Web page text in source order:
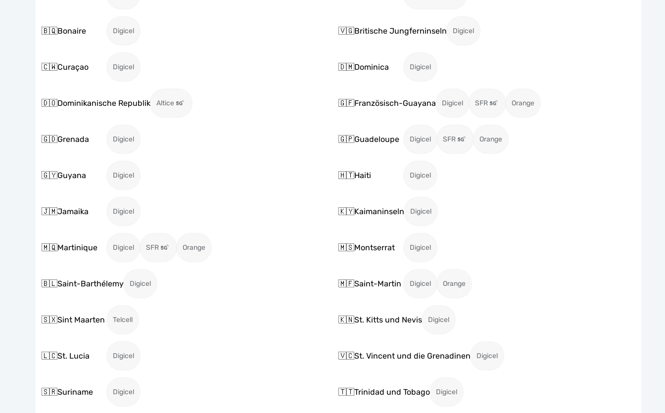
🇧🇶Bonaire Digicel 🇻🇬Britische Jungferninseln Digicel
🇨🇼Curaçao Digicel 🇩🇲Dominica Digicel
🇩🇴Dominikanische Republik Altice 🇬🇫Französisch-Guayana Digicel SFR Orange
🇬🇩Grenada Digicel 🇬🇵Guadeloupe Digicel SFR Orange
🇬🇾Guyana Digicel 🇭🇹Haiti Digicel
🇯🇲Jamaika Digicel 🇰🇾Kaimaninseln Digicel
🇲🇶Martinique Digicel SFR Orange 🇲🇸Montserrat Digicel
🇧🇱Saint-Barthélemy Digicel 🇲🇫Saint-Martin Digicel Orange
🇸🇽Sint Maarten Telcell 🇰🇳St. Kitts und Nevis Digicel
🇱🇨St. Lucia Digicel 🇻🇨St. Vincent und die Grenadinen Digicel
🇸🇷Suriname Digicel 🇹🇹Trinidad und Tobago Digicel